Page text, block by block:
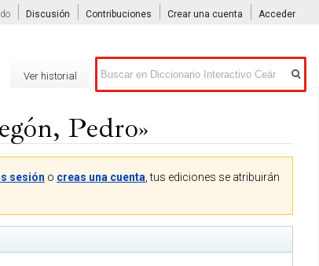
Pedro»
sesión o creas una cuenta, tus ediciones se atribuirán
Discusión Contribuciones Crear una cuenta Acceder
Ver historial
Buscar